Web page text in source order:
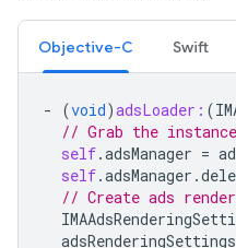
Objective-C Swift
- (void)adsLoader: (
// Grab the
self.adsManager =
self.adsManager .
// Create ads
adsRenderingSettings